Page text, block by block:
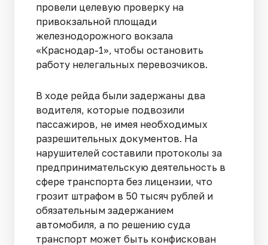
провели целевую проверку на
привокзальной площади
железнодорожного вокзала
«Краснодар-1», чтобы остановить
работу нелегальных перевозчиков.
В ходе рейда были задержаны два
водителя, которые подвозили
пассажиров, не имея необходимых
разрешительных документов. На
нарушителей составили протоколы за
предпринимательскую деятельность в
сфере транспорта без лицензии, что
грозит штрафом в 50 тысяч рублей и
обязательным задержанием
автомобиля, а по решению суда
транспорт может быть конфискован